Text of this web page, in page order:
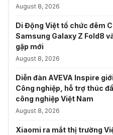
August 8, 2026
Di Động Việt tổ chức đêm
Samsung Galaxy Z Fold8
gập mới
August 8, 2026
Diễn đàn AVEVA Inspire
Công nghiệp, hỗ trợ thúc
công nghiệp Việt Nam
August 8, 2026
Xiaomi ra mắt thị trường